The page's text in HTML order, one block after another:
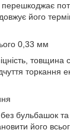
перешкоджає
його
0,33 мм
торкання
бульбашок
його